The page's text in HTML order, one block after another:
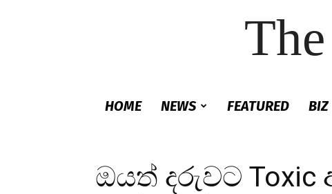
HOME NEWS FEATURED BIZ
ඔයත් දරුවට Toxic